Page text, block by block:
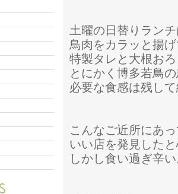
土曜の日替りラン
鳥肉をカラッと揚
特製タレと大根お
とにかく博多若鳥
必要な食感は残し
こんなご近所にあ
いい店を発見した
しかし食い過ぎ辛